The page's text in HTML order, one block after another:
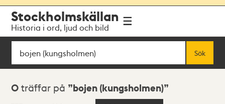
navigationen
huvudinnehållet
Stockholmskällan
Historia i ord, ljud och bild
Sök
Sök
Sökresultat
0 träffar på bojen (kungsholmen)